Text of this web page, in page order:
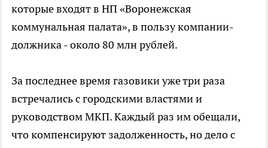
которые входят в НП «Воронежская
коммунальная палата», в пользу компании-
должника - около 80 млн рублей.
За последнее время газовики уже три раза
встречались с городскими властями и
руководством МКП. Каждый раз им обещали,
что компенсируют задолженность, но дело с